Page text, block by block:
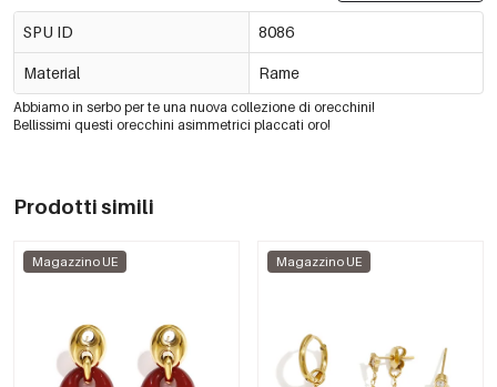
SPU ID 8086
Material Rame
Abbiamo in serbo per te una nuova collezione di orecchini!
Bellissimi questi orecchini asimmetrici placcati oro!
Prodotti simili
Magazzino UE Magazzino UE